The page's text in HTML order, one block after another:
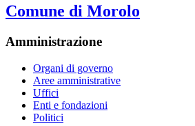
Comune di Morolo
Amministrazione
Organi di governo
Aree amministrative
Uffici
Enti e fondazioni
Politici